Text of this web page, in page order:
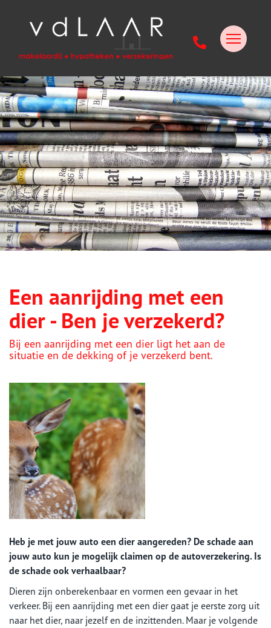
Een aanrijding met een
dier - Ben je verzekerd?
Bij een aanrijding met een dier ligt het aan de
situatie en de dekking of je verzekerd bent.
Heb je met jouw auto een dier aangereden? De schade aan
jouw auto kun je mogelijk claimen op de autoverzekering. Is
de schade ook verhaalbaar?
Dieren zijn onberekenbaar en vormen een gevaar in het
verkeer. Bij een aanrijding met een dier gaat je eerste zorg uit
naar het dier, naar jezelf en de inzittenden. Maar je volgende